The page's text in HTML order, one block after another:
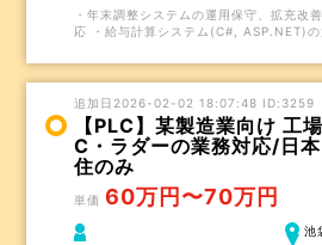
・年末調整システムの運用保守、拡充改
応 ・給与計算システム(C#, ASP.NET)の
追加日2026-02-02 18:07:48 ID:3259
【PLC】某製造業向け 工
C・ラダーの業務対応/日
住のみ
単価 60万円〜70万円
池